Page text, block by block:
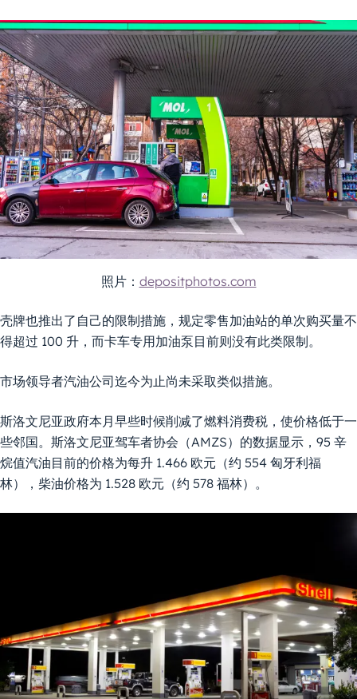
照片： depositphotos.com
壳牌也推出了自己的限制措施，规定零售加油站的单次购买量不
得超过 100 升，而卡车专用加油泵目前则没有此类限制。
市场领导者汽油公司迄今为止尚未采取类似措施。
斯洛文尼亚政府本月早些时候削减了燃料消费税，使价格低于一
些邻国。斯洛文尼亚驾车者协会（AMZS）的数据显示，95 辛
烷值汽油目前的价格为每升 1.466 欧元（约 554 匈牙利福
林），柴油价格为 1.528 欧元（约 578 福林）。